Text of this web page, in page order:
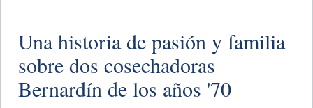
Una historia de pasión y familia
sobre dos cosechadoras
Bernardín de los años '70